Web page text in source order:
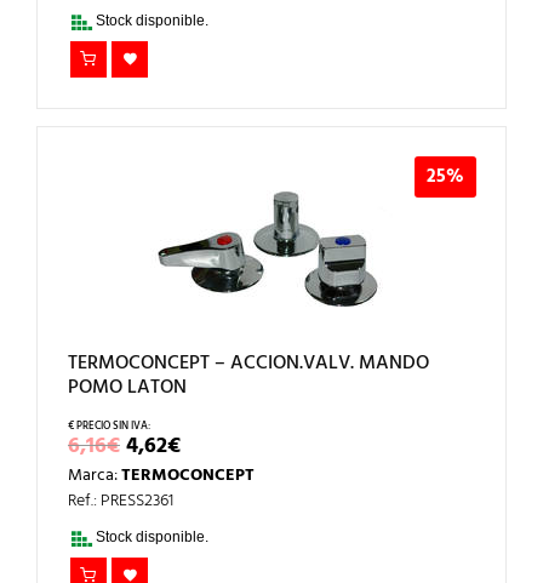
Stock disponible.
25%
TERMOCONCEPT – ACCION.VALV. MANDO
POMO LATON
6,16€EL
PRECIO
ORIGINAL
ERA:
6,16€.
4,62€EL
PRECIO
ACTUAL
4,62€.
Marca:TERMOCONCEPT
Ref.: PRESS2361
Stock disponible.